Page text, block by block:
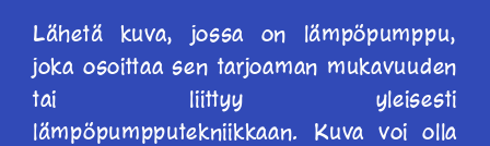
Lähetä kuva, jossa on lämpöpumppu,
joka osoittaa sen tarjoaman mukavuuden
tai liittyy yleisesti
lämpöpumpputekniikkaan. Kuva voi olla